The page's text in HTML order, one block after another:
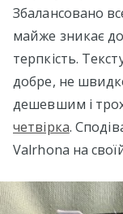
Збалансовано
майже зникає до
терпкість.
добре, не
дешевшим і
четвірка.
Valrhona на